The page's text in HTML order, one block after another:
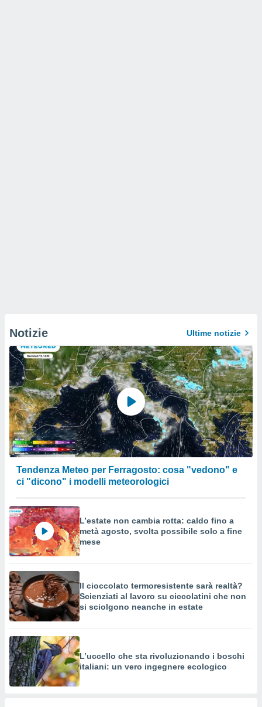
Notizie Ultime notizie
Tendenza Meteo per Ferragosto: cosa "vedono" e
ci "dicono" i modelli meteorologici
L’estate non cambia rotta: caldo fino a
metà agosto, svolta possibile solo a fine
mese
Il cioccolato termoresistente sarà realtà?
Scienziati al lavoro su ciccolatini che non
si sciolgono neanche in estate
L’uccello che sta rivoluzionando i boschi
italiani: un vero ingegnere ecologico